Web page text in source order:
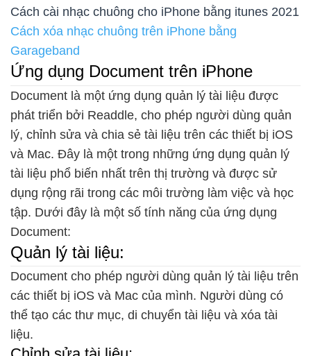
Cách cài nhạc chuông cho iPhone bằng itunes 2021
Cách xóa nhạc chuông trên iPhone bằng
Garageband
Ứng dụng Document trên iPhone
Document là một ứng dụng quản lý tài liệu được
phát triển bởi Readdle, cho phép người dùng quản
lý, chỉnh sửa và chia sẻ tài liệu trên các thiết bị iOS
và Mac. Đây là một trong những ứng dụng quản lý
tài liệu phổ biến nhất trên thị trường và được sử
dụng rộng rãi trong các môi trường làm việc và học
tập. Dưới đây là một số tính năng của ứng dụng
Document:
Quản lý tài liệu:
Document cho phép người dùng quản lý tài liệu trên
các thiết bị iOS và Mac của mình. Người dùng có
thể tạo các thư mục, di chuyển tài liệu và xóa tài
liệu.